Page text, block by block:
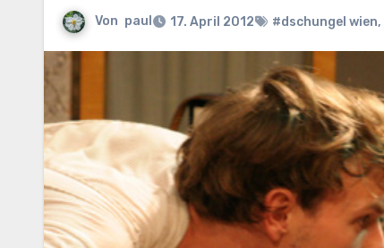
Von paul 17. April 2012 #dschungel wien,